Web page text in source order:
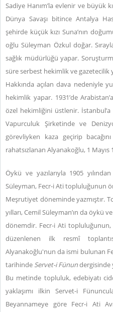
Sadiye Hanım’la evlenir ve büyük
Dünya Savaşı bitince Antalya
şehirde küçük kızı Suna’nın
oğlu Süleyman Özkul doğar.
sağlık müdürlüğü yapar.
süre serbest hekimlik ve gazetecilik
Hakkında açılan dava nedeniyle
hekimlik yapar. 1931’de
özel hekimliğini üstlenir. İstanbul’a
Vapurculuk Şirketinde ve
görevliyken kaza geçirip
rahatsızlanan Alyanakoğlu, 1 Mayıs
Öykü ve yazılarıyla 1905
Süleyman, Fecr-i Ati topluluğunun
Meşrutiyet döneminde yazmıştır.
yılları, Cemil Süleyman’ın da öykü
dönemdir. Fecr-i Ati topluluğunun,
düzenlenen ilk resmî
Alyanakoğlu'nun da ismi bulunan
tarihinde Servet-i Fünundergisinde
Bu metinde topluluk, edebiyatı
yaklaşımı ilkin Servet-i
Beyannameye göre Fecr-i Ati